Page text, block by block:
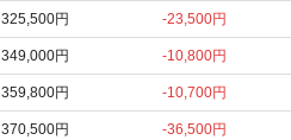
325,500円 -23,500円
349,000円 -10,800円
359,800円 -10,700円
370,500円 -36,500円